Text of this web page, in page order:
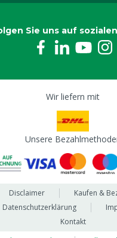
Sie uns auf
Wir liefern mit
Unsere
Disclaimer
Kaufen &
Datenschutzerklärung
Kontakt